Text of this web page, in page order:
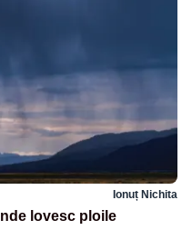
Ionuț Nichita
lovesc ploile